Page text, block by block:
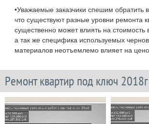
•Уважаемые заказчики спешим обратить
что существуют разные уровни ремонта
существенно может влиять на стоимость
а так же специфика используемых
материалов неотъемлемо влияет на
Ремонт квартир под ключ